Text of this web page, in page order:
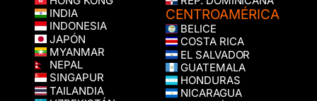
INDIA
INDONESIA
JAPÓN
MYANMAR
NEPAL
SINGAPUR
TAILANDIA
CENTROAMÉRICA
BELICE
COSTA RICA
EL SALVADOR
GUATEMALA
HONDURAS
NICARAGUA